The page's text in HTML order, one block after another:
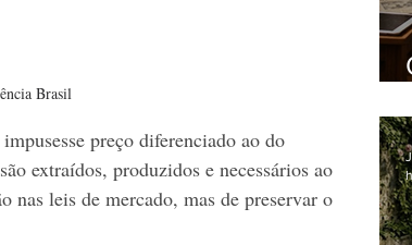
Brasil
preço diferenciado ao do
extraídos, produzidos e necessários ao
nas leis de mercado, mas de preservar o